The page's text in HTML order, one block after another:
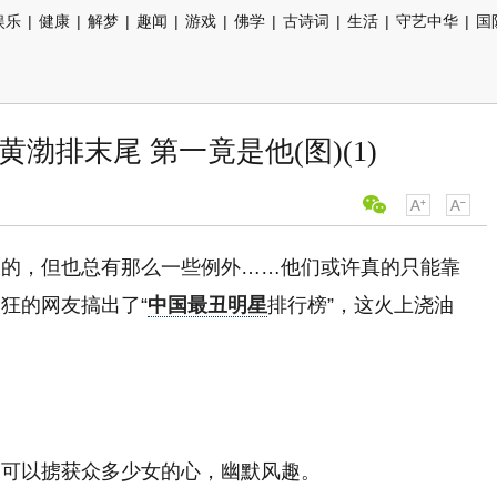
乐 | 健康 | 解梦 | 趣闻 | 游戏 | 佛学 | 古诗词 | 生活 | 守艺中华 | 国
渤排末尾 第一竟是他(图)(1)
，但也总有那么一些例外……他们或许真的只能靠
的网友搞出了“中国最丑明星排行榜”，这火上浇油
以掳获众多少女的心，幽默风趣。